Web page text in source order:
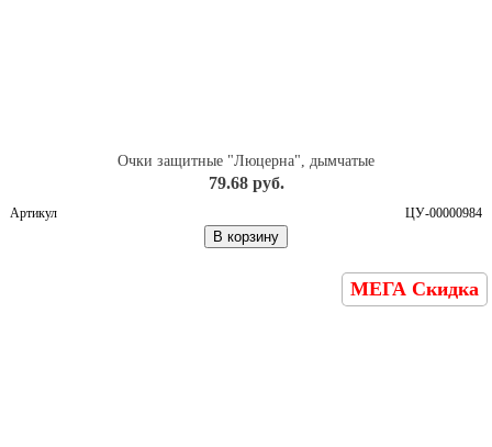
Очки защитные "Люцерна", дымчатые
79.68 руб.
Артикул ЦУ-00000984
В корзину
МЕГА Скидка